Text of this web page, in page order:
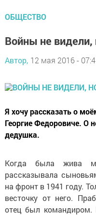
ОБЩЕСТВО
Войны не видели,
Автор, 12 мая 2016 -
Я хочу рассказать о
Георгие Федоровиче. О
дедушка.
Когда была жива
рассказывала
на фронт в 1941 году.
весточку от него.
отец был командиром.